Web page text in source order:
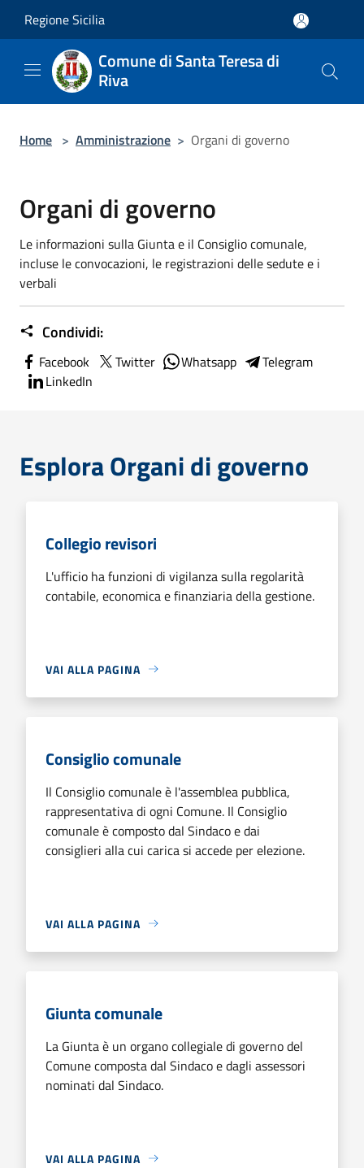
Regione Sicilia
Comune di Santa Teresa di
Riva
Home > Amministrazione > Organi di governo
Organi di governo
Le informazioni sulla Giunta e il Consiglio comunale,
incluse le convocazioni, le registrazioni delle sedute e i
verbali
Condividi:
Facebook Twitter Whatsapp
Telegram
LinkedIn
Esplora Organi di governo
Collegio revisori
L'ufficio ha funzioni di vigilanza sulla regolarità
contabile, economica e finanziaria della gestione.
VAI ALLA PAGINA
Consiglio comunale
Il Consiglio comunale è l'assemblea pubblica,
rappresentativa di ogni Comune. Il Consiglio
comunale è composto dal Sindaco e dai
consiglieri alla cui carica si accede per elezione.
VAI ALLA PAGINA
Giunta comunale
La Giunta è un organo collegiale di governo del
Comune composta dal Sindaco e dagli assessori
nominati dal Sindaco.
VAI ALLA PAGINA